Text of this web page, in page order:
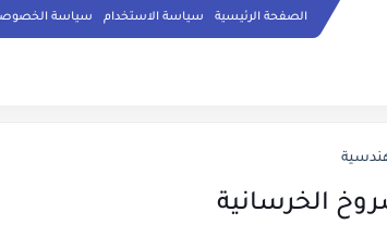
الصفحة الرئيسية سياسة الاستخدام سياسة
الخرسانية